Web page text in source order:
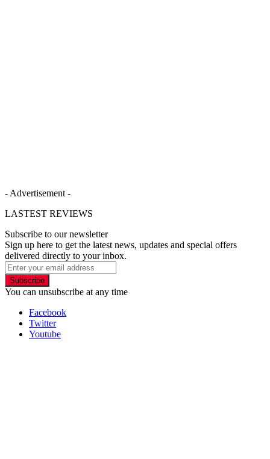
- Advertisement -
LASTEST REVIEWS
Subscribe to our newsletter
Sign up here to get the latest news, updates and special offers
delivered directly to your inbox.
Subscribe
You can unsubscribe at any time
Facebook
Twitter
Youtube